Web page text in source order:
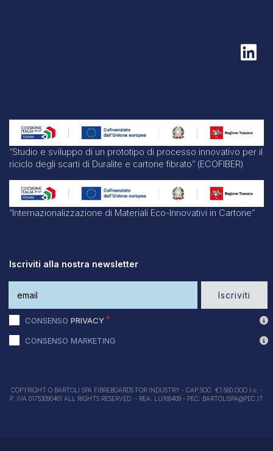
“Studio e sviluppo di un prototipo di processo innovativo per il
riciclo degli scarti di Duralite e cartone fibrato” (ECOFIBER)
“Internazionalizzazione di Materiali Eco-Innovativi in Cartone”
Iscriviti alla nostra newsletter
Iscriviti
CONSENSO PRIVACY
CONSENSO MARKETING
COPYRIGHT O BARTOLI SPA FIBREBOARDS FOR INDUSTRY - CAP.SOC. €1.560.OOO I.v. -
P. IVA 01753090461 ALL RIGHTS RESERVED. - REA: LU168409 - PEC: BARTOLISPA@PEC.IT